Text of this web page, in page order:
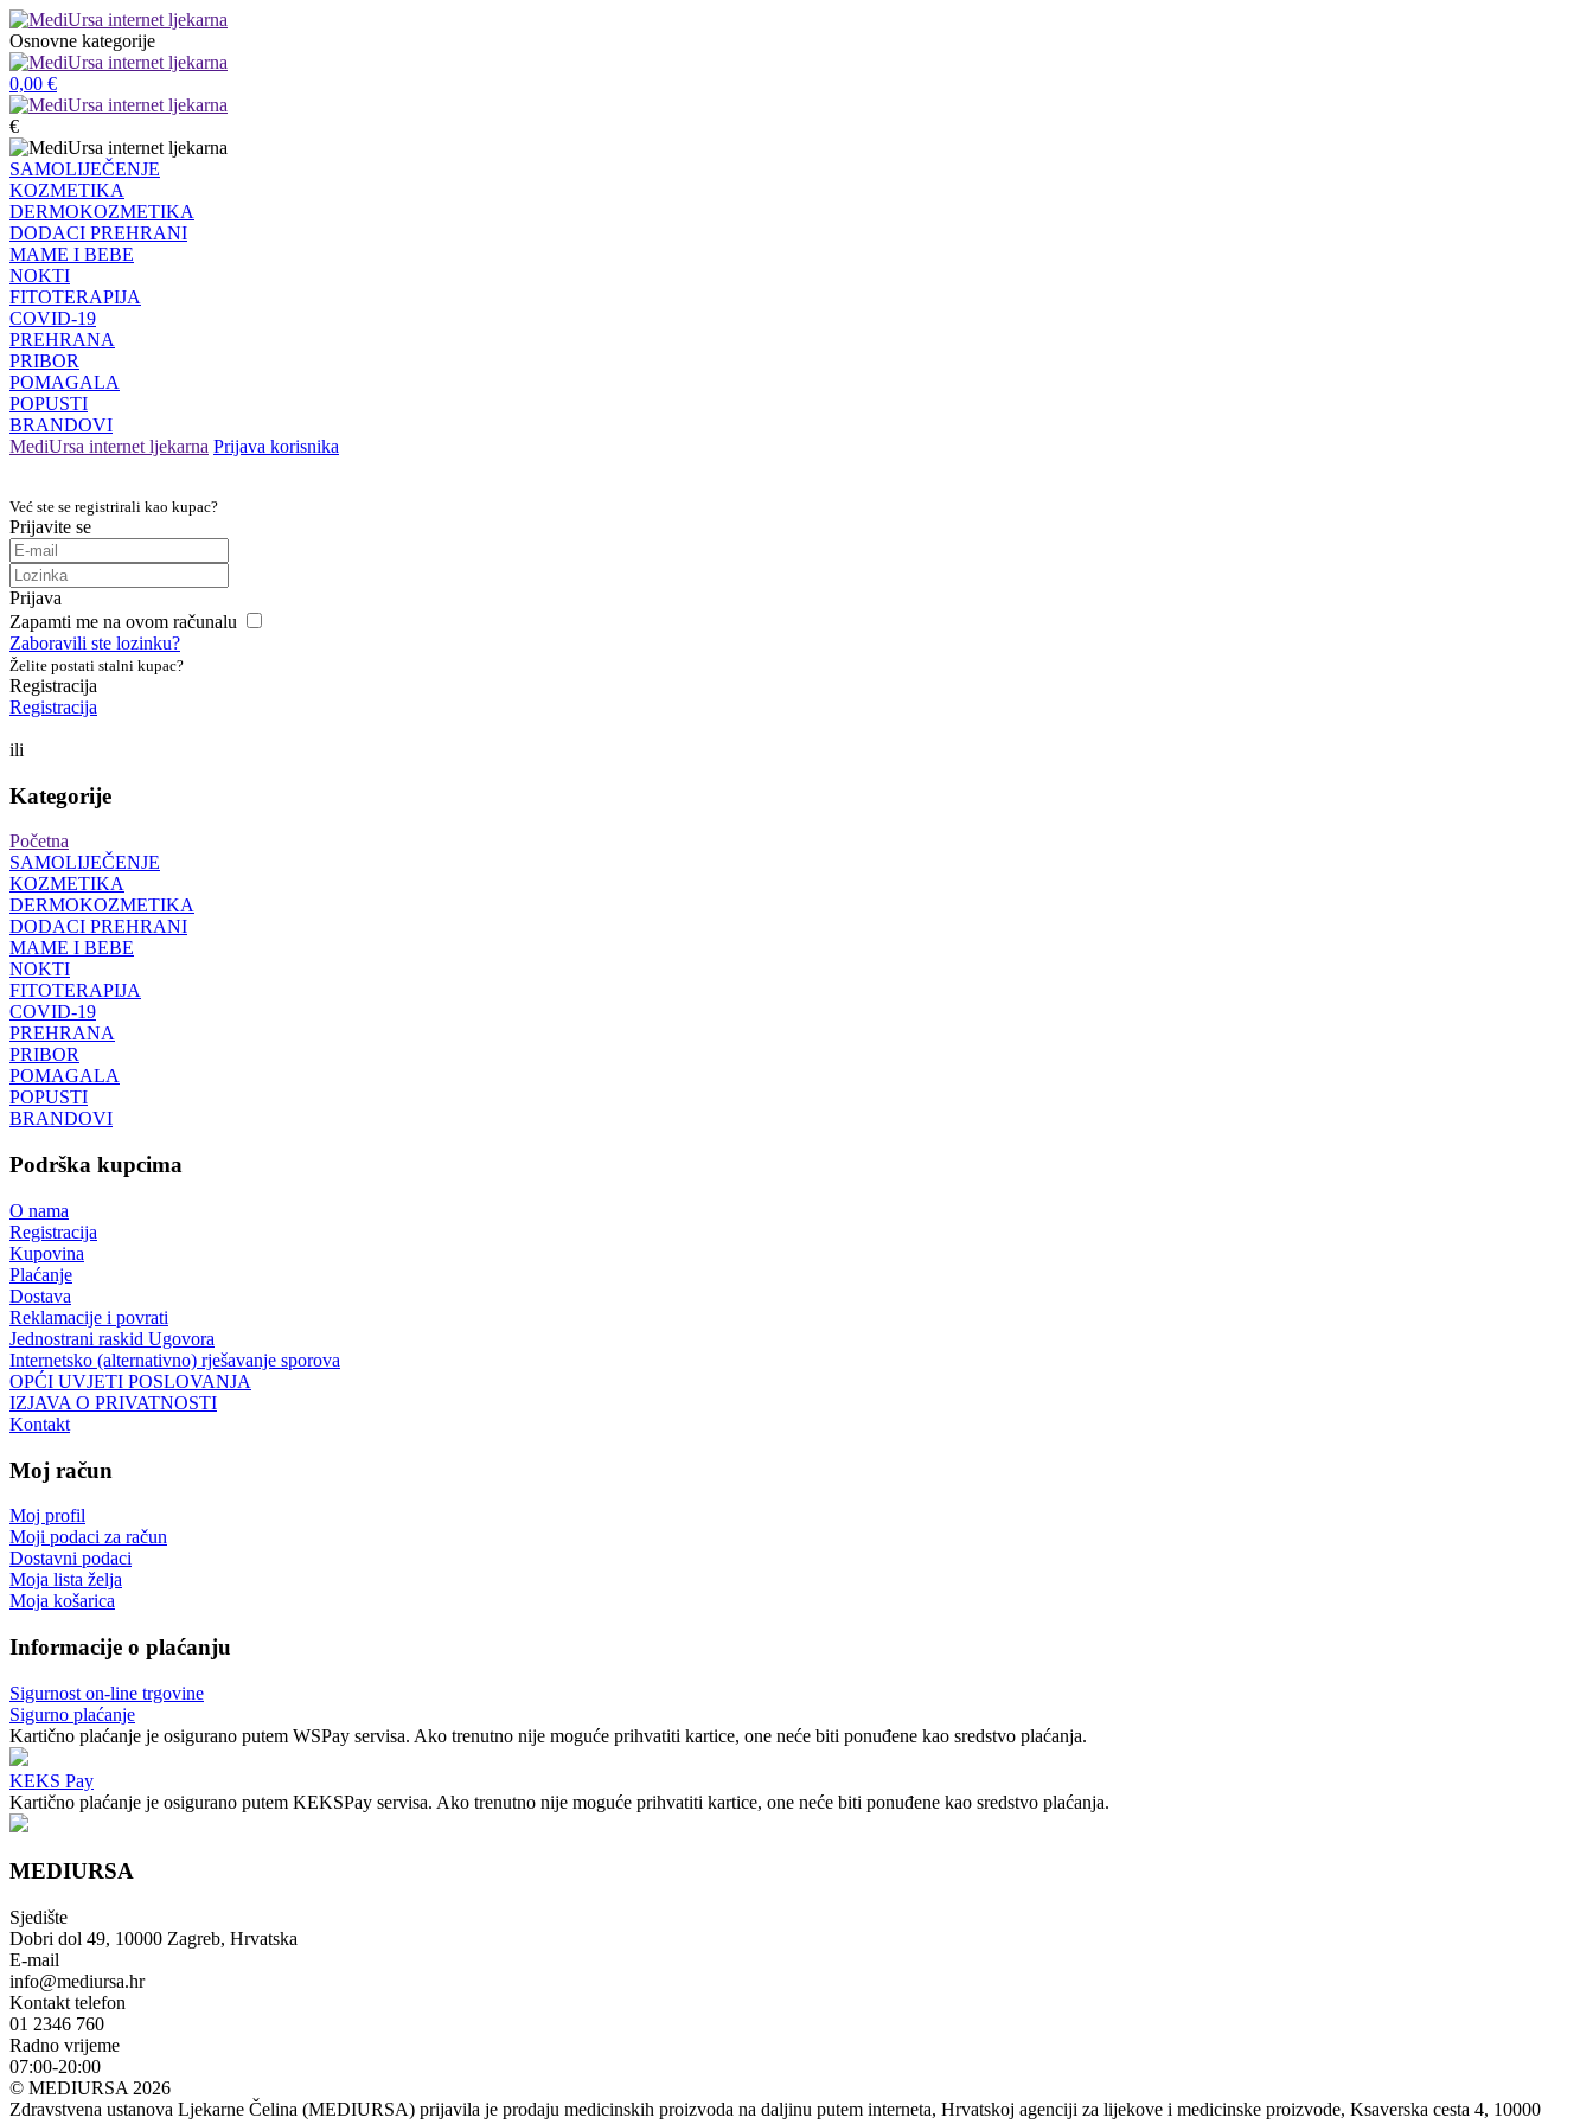
Osnovne kategorije
0,00 €
€
SAMOLIJEČENJE
KOZMETIKA
DERMOKOZMETIKA
DODACI PREHRANI
MAME I BEBE
NOKTI
FITOTERAPIJA
COVID-19
PREHRANA
PRIBOR
POMAGALA
POPUSTI
BRANDOVI
MediUrsa internet ljekarna Prijava korisnika
Već ste se registrirali kao kupac?
Prijavite se
Prijava
Zapamti me na ovom računalu
Zaboravili ste lozinku?
Želite postati stalni kupac?
Registracija
Registracija
ili
Kategorije
Početna
SAMOLIJEČENJE
KOZMETIKA
DERMOKOZMETIKA
DODACI PREHRANI
MAME I BEBE
NOKTI
FITOTERAPIJA
COVID-19
PREHRANA
PRIBOR
POMAGALA
POPUSTI
BRANDOVI
Podrška kupcima
O nama
Registracija
Kupovina
Plaćanje
Dostava
Reklamacije i povrati
Jednostrani raskid Ugovora
Internetsko (alternativno) rješavanje sporova
OPĆI UVJETI POSLOVANJA
IZJAVA O PRIVATNOSTI
Kontakt
Moj račun
Moj profil
Moji podaci za račun
Dostavni podaci
Moja lista želja
Moja košarica
Informacije o plaćanju
Sigurnost on-line trgovine
Sigurno plaćanje
Kartično plaćanje je osigurano putem WSPay servisa. Ako trenutno nije moguće prihvatiti kartice, one neće biti ponuđene kao sredstvo plaćanja.
KEKS Pay
Kartično plaćanje je osigurano putem KEKSPay servisa. Ako trenutno nije moguće prihvatiti kartice, one neće biti ponuđene kao sredstvo plaćanja.
MEDIURSA
Sjedište
Dobri dol 49, 10000 Zagreb, Hrvatska
E-mail
info@mediursa.hr
Kontakt telefon
01 2346 760
Radno vrijeme
07:00-20:00
© MEDIURSA 2026
Zdravstvena ustanova Ljekarne Čelina (MEDIURSA) prijavila je prodaju medicinskih proizvoda na daljinu putem interneta, Hrvatskoj agenciji za lijekove i medicinske proizvode, Ksaverska cesta 4, 10000